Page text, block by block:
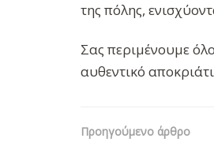
της πόλης,
Σας περιμένουμε
αυθεντικό
Προηγούμενο άρθρο